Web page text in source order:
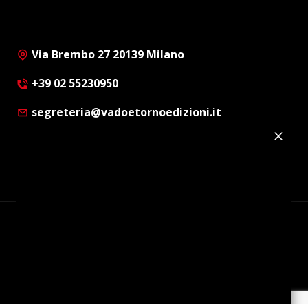
Via Brembo 27 20139 Milano
+39 02 55230950
segreteria@vadoetornoedizioni.it